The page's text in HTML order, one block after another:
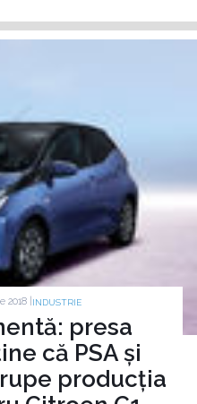
| INDUSTRIE
presa
că PSA și
producția